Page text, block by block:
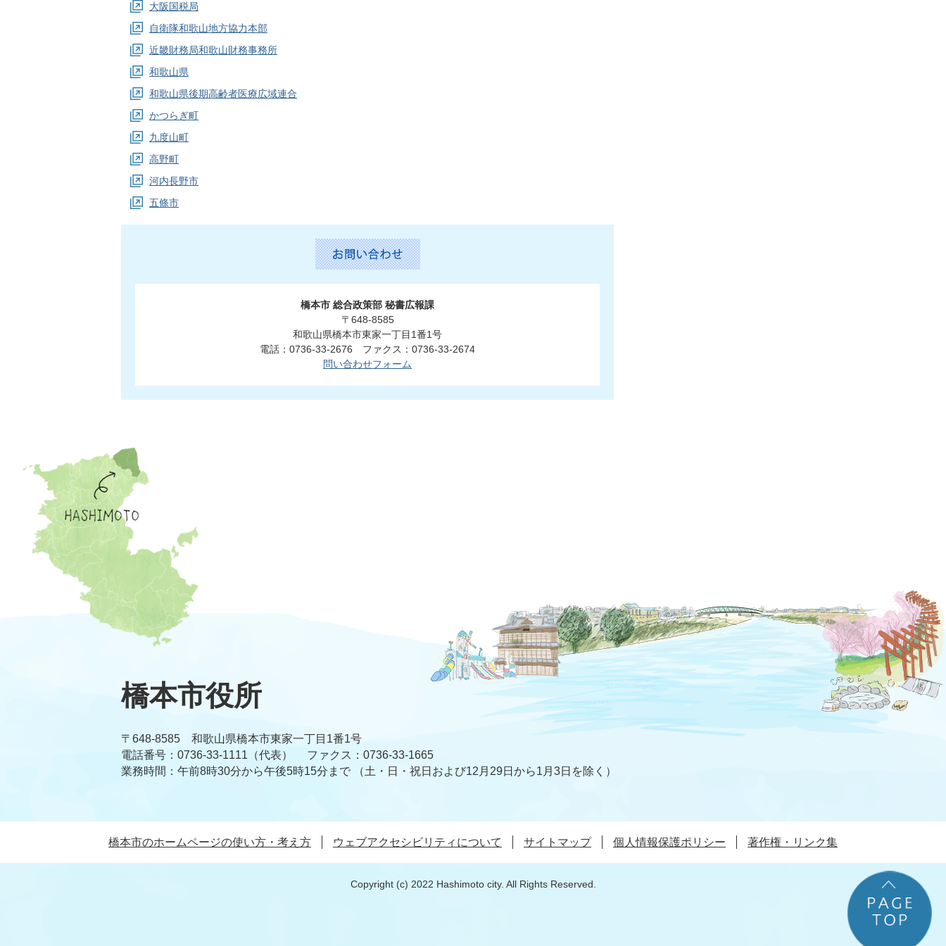
大阪国税局
自衛隊和歌山地方協力本部
近畿財務局和歌山財務事務所
和歌山県
和歌山県後期高齢者医療広域連合
かつらぎ町
九度山町
高野町
河内長野市
五條市
橋本市 総合政策部 秘書広報課
〒648-8585
和歌山県橋本市東家一丁目1番1号
電話：0736-33-2676 ファクス：0736-33-2674
問い合わせフォーム
橋本市役所
〒648-8585 和歌山県橋本市東家一丁目1番1号
電話番号：0736-33-1111（代表）
ファクス：0736-33-1665
業務時間：午前8時30分から午後5時15分まで
（土・日・祝日および12月29日から1月3日を除く）
橋本市のホームページの使い方・考え方 ウェブアクセシビリティについて サイトマップ 個人情報保護ポリシー 著作権・リンク集
Copyright (c) 2022 Hashimoto city. All Rights Reserved.